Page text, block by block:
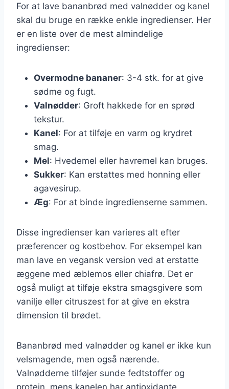
For at lave bananbrød med valnødder og kanel
skal du bruge en række enkle ingredienser. Her
er en liste over de mest almindelige
ingredienser:
Overmodne bananer: 3-4 stk. for at give
sødme og fugt.
Valnødder: Groft hakkede for en sprød
tekstur.
Kanel: For at tilføje en varm og krydret
smag.
Mel: Hvedemel eller havremel kan bruges.
Sukker: Kan erstattes med honning eller
agavesirup.
Æg: For at binde ingredienserne sammen.
Disse ingredienser kan varieres alt efter
præferencer og kostbehov. For eksempel kan
man lave en vegansk version ved at erstatte
æggene med æblemos eller chiafrø. Det er
også muligt at tilføje ekstra smagsgivere som
vanilje eller citruszest for at give en ekstra
dimension til brødet.
Bananbrød med valnødder og kanel er ikke kun
velsmagende, men også nærende.
Valnødderne tilføjer sunde fedtstoffer og
protein, mens kanelen har antioxidante